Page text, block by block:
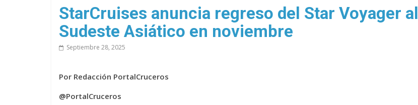
sitio
StarCruises anuncia regreso del Star Voyager al
Sudeste Asiático en noviembre
Septiembre 28, 2025
Por Redacción PortalCruceros
@PortalCruceros